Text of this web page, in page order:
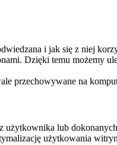
i jak się z niej
Dzięki temu możemy
przechowywane na
lub
użytkowania